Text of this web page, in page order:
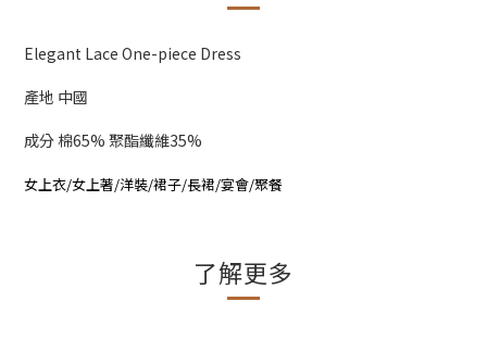
Elegant Lace One-piece Dress
產地 中國
成分 棉65% 聚酯纖維35%
女上衣/女上著/洋裝/裙子/長裙/宴會/聚餐
了解更多